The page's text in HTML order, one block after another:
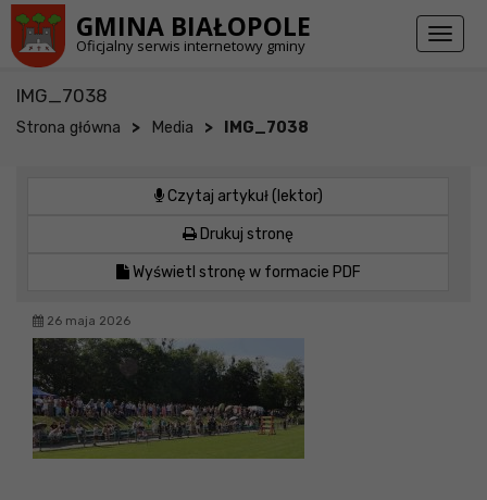
GMINA BIAŁOPOLE
Oficjalny serwis internetowy gminy
Toggle
IMG_7038
Strona główna > Media > IMG_7038
Czytaj artykuł (lektor)
Drukuj stronę
Wyświetl stronę w formacie PDF
26 maja 2026